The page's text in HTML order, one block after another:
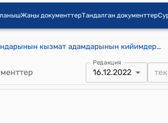
Жаңы документтерТандалган документтер
Кыргыз Республикасынын бажы органдарынын кызмат адамдарынын кийимдеринин формасы жана буюмдук үлүшүнүн нормалары жөнүндө ЖОБО
Редакция
16.12.2022